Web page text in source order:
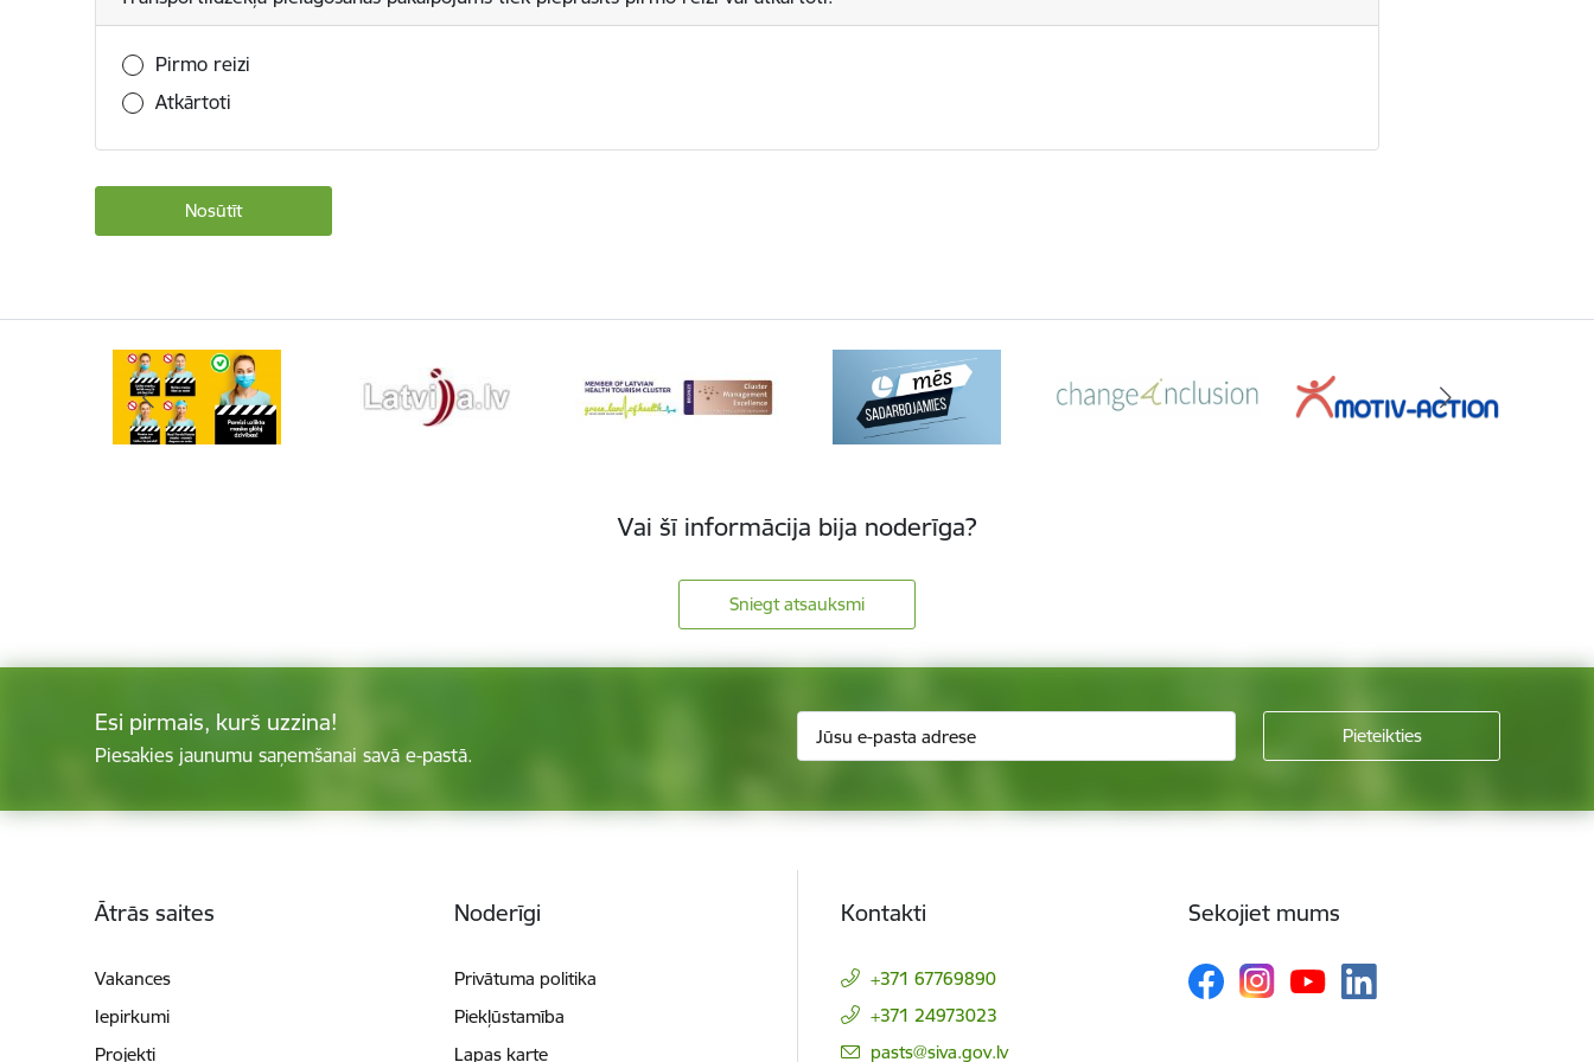
Pirmo reizi
Atkārtoti
Vai šī informācija bija noderīga?
Sniegt atsauksmi
Esi pirmais, kurš uzzina!
Piesakies jaunumu saņemšanai savā e-pastā.
Ātrās saites
Vakances
Iepirkumi
Projekti
Noderīgi
Privātuma politika
Piekļūstamība
Lapas karte
Kontakti
+371 67769890
+371 24973023
E-pasts:
pasts@siva.gov.lv
Sekojiet mums